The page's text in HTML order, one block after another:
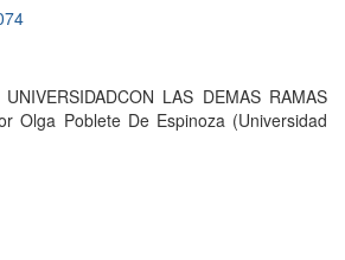
LAS DEMAS RAMAS
Olga Poblete De Espinoza (Universidad